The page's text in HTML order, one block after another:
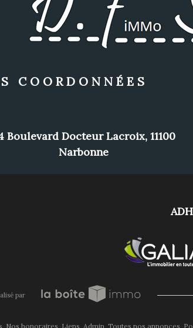
COORDONNÉES
Boulevard Docteur Lacroix, 11100
Narbonne
par
Nos honoraires Liens Admin Toutes nos annonces